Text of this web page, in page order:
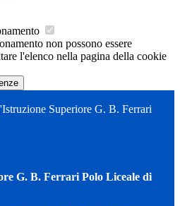
non possono essere
l'elenco nella pagina della cookie
Superiore G. B. Ferrari
G. B. Ferrari Polo Liceale di